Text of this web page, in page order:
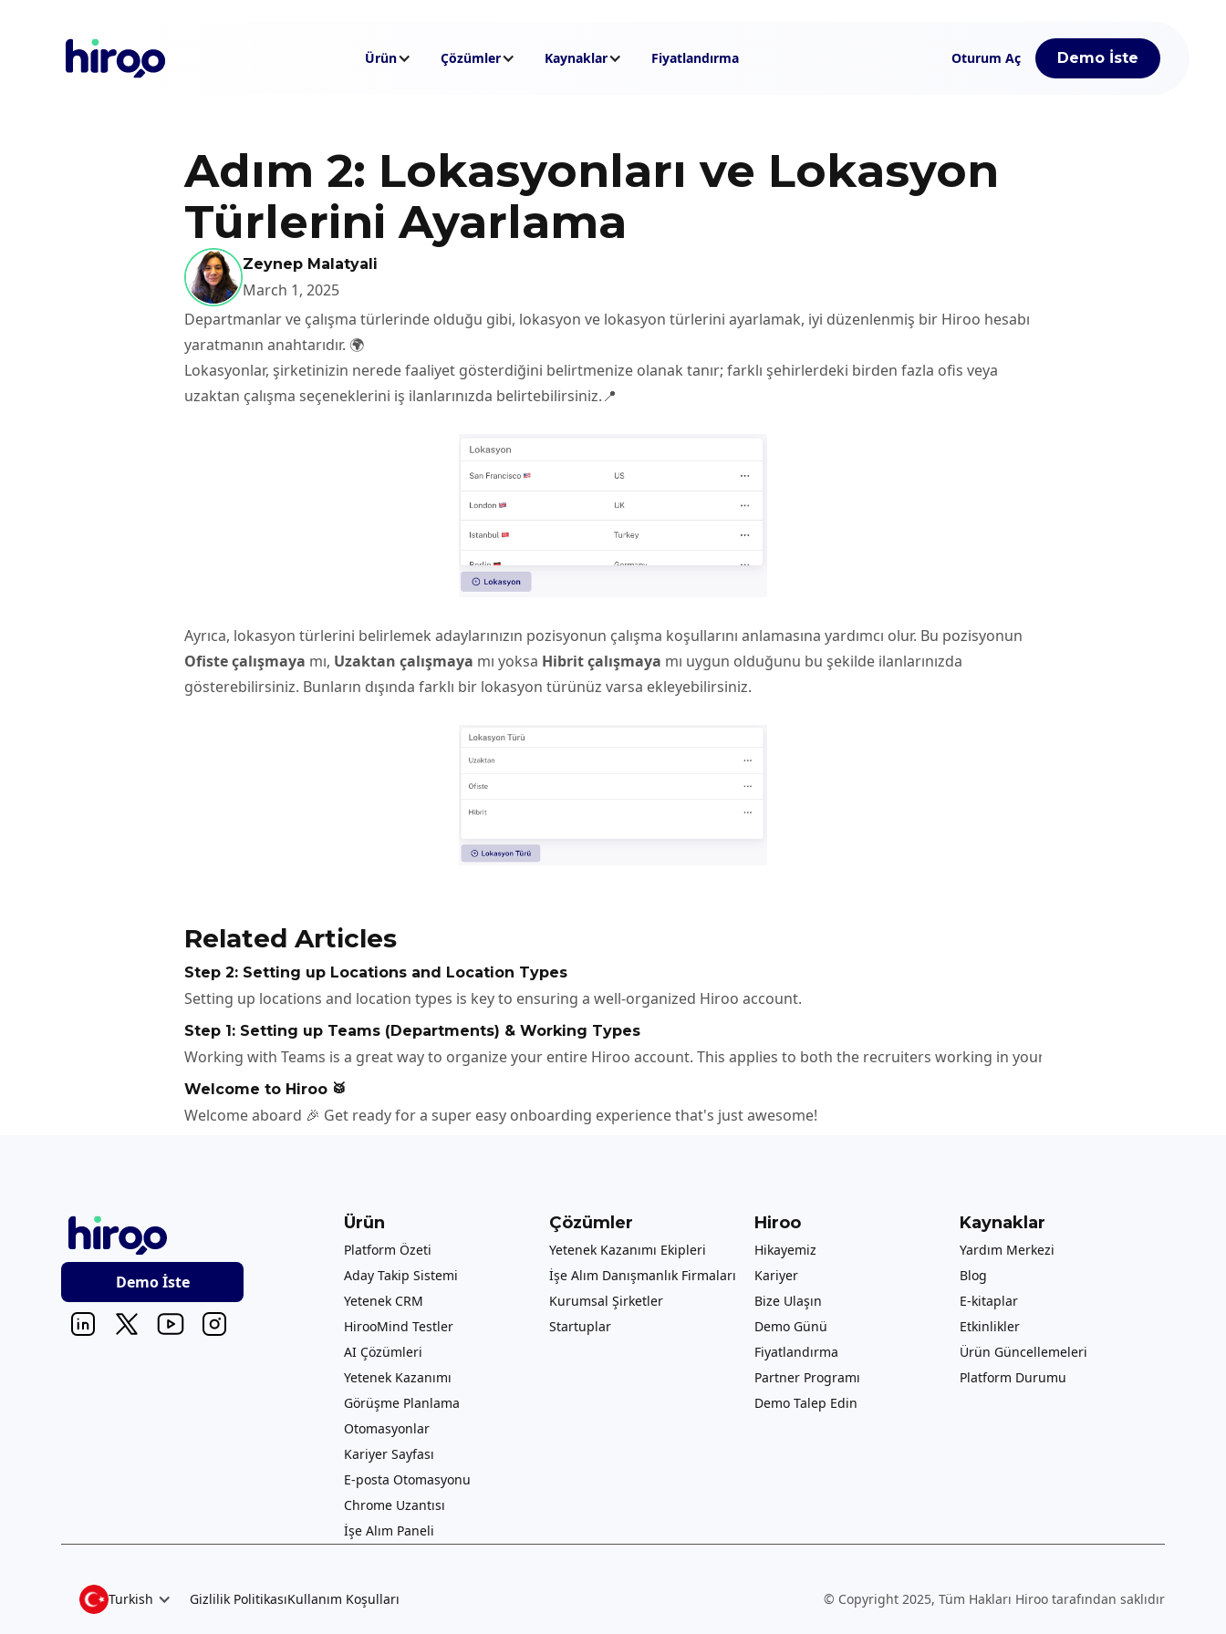
Ürün Çözümler Kaynaklar Fiyatlandırma Oturum Aç Demo İste
Adım 2: Lokasyonları ve Lokasyon
Türlerini Ayarlama
Zeynep Malatyali
March 1, 2025
Departmanlar ve çalışma türlerinde olduğu gibi, lokasyon ve lokasyon türlerini ayarlamak, iyi düzenlenmiş bir Hiroo hesabı
yaratmanın anahtarıdır. 🌍
Lokasyonlar, şirketinizin nerede faaliyet gösterdiğini belirtmenize olanak tanır; farklı şehirlerdeki birden fazla ofis veya
uzaktan çalışma seçeneklerini iş ilanlarınızda belirtebilirsiniz.📍
Ayrıca, lokasyon türlerini belirlemek adaylarınızın pozisyonun çalışma koşullarını anlamasına yardımcı olur. Bu pozisyonun
Ofiste çalışmaya mı, Uzaktan çalışmaya mı yoksa Hibrit çalışmaya mı uygun olduğunu bu şekilde ilanlarınızda
gösterebilirsiniz. Bunların dışında farklı bir lokasyon türünüz varsa ekleyebilirsiniz.
Related Articles
Step 2: Setting up Locations and Location Types
Setting up locations and location types is key to ensuring a well-organized Hiroo account.
Step 1: Setting up Teams (Departments) & Working Types
Working with Teams is a great way to organize your entire Hiroo account. This applies to both the recruiters working in your company and the
Welcome to Hiroo 🥁
Welcome aboard 🎉 Get ready for a super easy onboarding experience that's just awesome!
Demo İste
Ürün
Platform Özeti
Aday Takip Sistemi
Yetenek CRM
HirooMind Testler
AI Çözümleri
Yetenek Kazanımı
Görüşme Planlama
Otomasyonlar
Kariyer Sayfası
E-posta Otomasyonu
Chrome Uzantısı
İşe Alım Paneli
Çözümler
Yetenek Kazanımı Ekipleri
İşe Alım Danışmanlık Firmaları
Kurumsal Şirketler
Startuplar
Hiroo
Hikayemiz
Kariyer
Bize Ulaşın
Demo Günü
Fiyatlandırma
Partner Programı
Demo Talep Edin
Kaynaklar
Yardım Merkezi
Blog
E-kitaplar
Etkinlikler
Ürün Güncellemeleri
Platform Durumu
Turkish Gizlilik PolitikasıKullanım Koşulları © Copyright 2025, Tüm Hakları Hiroo tarafından saklıdır